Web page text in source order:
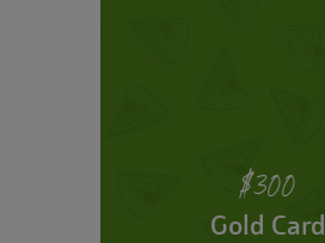
$300
Gold Card